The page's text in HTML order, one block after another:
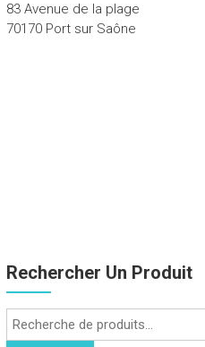
83 Avenue de la plage
70170 Port sur Saône
Rechercher Un Produit
Recherche
pour :